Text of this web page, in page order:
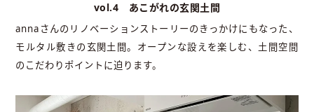
vol.4 あこがれの玄関土間
annaさんのリノベーションストーリーのきっかけにもなった、
モルタル敷きの玄関土間。オープンな設えを楽しむ、土間空間
のこだわりポイントに迫ります。